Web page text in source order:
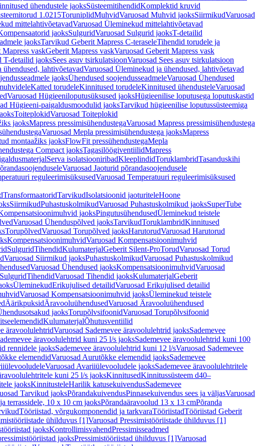
ühendustele jaoksSüsteemitihendidKomplektid kruvid
1.0215ToruniplidMuhvidVaruosad Muhvid jaoksSiirmikudVaruosad
mittelahtivõetavadVaruosad Üleminekud mittelahtivõetavad
jaoksSulguridVaruosad Sulgurid jaoksT-detailid
jaoksTarvikud Geberit Mapress C-teraseleTihendid torudele ja
Mapress vaskGeberit Mapress vaskVaruosad Geberit Mapress vask
T-detailid jaoksSees asuv tsirkulatsioonVaruosad Sees asuv tsirkulatsioon
lahtivõetavadVaruosad Üleminekud ja ühendused, lahtivõetavad
jaoksÜhendused soojendusseadmeleVaruosad Ühendused
Katted torudeleKinnitused torudeleKinnitused ühendusteleVaruosad
Varuosad Hügieeniloputusüksused jaoksHügieenilise loputusega loputuskastid
Hügieeni-paigaldusmoodulid jaoksTarvikud hügieenilise loputussüsteemiga
ToiteplokidVaruosad Toiteplokid
jaoksMapress pressimisühendustegaVaruosad Mapress pressimisühendustega
Varuosad Mepla pressimisühendustega jaoksMapress
montaažiks jaoksFlowFit pressühendustegaMepla
Compact jaoksTagasilöögiventiilidMapress
Serva isolatsiooniribadKleeplindidToruklambridTasanduskihi
Varuosad Jaoturid põrandasoojendusele
reguleerimisüksusedVaruosad Temperatuuri reguleerimisüksused
TransformaatoridTarvikudIsolatsioonid jaoturiteleHoone
SiirmikudPuhastuskolmikudVaruosad Puhastuskolmikud jaoksSuperTube
jaoksPingutusühendusedÜleminekud teistele
Varuosad Ühenduspõlved jaoksTarvikudToruklambridKinnitused
TorupõlvedVaruosad Torupõlved jaoksHarutorudVaruosad Harutorud
KompensatsioonimuhvidVaruosad Kompensatsioonimuhvid
SulguridTihendidKulumaterjalGeberit Silent-ProTorudVaruosad Torud
Varuosad Siirmikud jaoksPuhastuskolmikudVaruosad Puhastuskolmikud
Varuosad Ühendused jaoksKompensatsioonimuhvidVaruosad
SulguridTihendidVaruosad Tihendid jaoksKulumaterjalGeberit
ÜleminekudErikujulised detailidVaruosad Erikujulised detailid
Varuosad Kompensatsioonimuhvid jaoksÜleminekud teistele
ÄärikpuksidÄravooluühendusedVaruosad Äravooluühendused
jaoksTorupõlvsifoonidVaruosad Torupõlvsifoonid
KulumaterjalÕhutusventiilid
äravoolulehtridVaruosad Sademevee äravoolulehtrid jaoksSademevee
äravoolulehtrid kuni 25 l/s jaoksSademevee äravoolulehtrid kuni 100
rennidele jaoksSademevee äravoolulehtrid kuni 12 l/sVaruosad Sademevee
elemendidVaruosad Aurutõkke elemendid jaoksSademevee
Varuosad Avariiülevooludele jaoksSademevee äravoolulehtritele
kuni 25 l/s jaoksKinnitusedKinnitussüsteem d40–
jaoksKinnitusteleHarilik katusekuivendusSademevee
Tarvikud jaoksPõrandakuivendusPinnasekuivendus sees ja väljasVaruosad
terrassidele, 10 x 10 cm jaoksPõrandaäravoolud 13 x 13 cmPõranda
Tööriistad, võrgukomponendid ja tarkvaraTööriistadTööriistad Geberit
ühilduvus [1]Varuosad Pressimistööriistade ühilduvus [1]
jaoksKontrollimisvahendPressimisseadmed
jaoksPressimistööriistad ühilduvus [1]Varuosad